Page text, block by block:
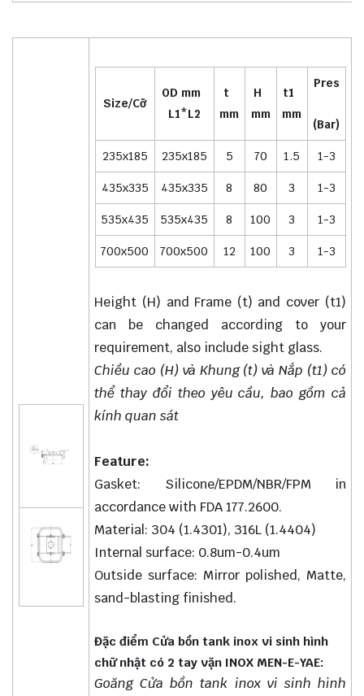
Size/Cỡ
OD mm
L1*L2
t
mm
H
mm
t1
mm
Pres
(Bar)
235x185 235x185 5 70 1.5 1-3
435x335 435x335 8 80 3 1-3
535x435 535x435 8 100 3 1-3
700x500 700x500 12 100 3 1-3
Height (H) and Frame (t) and cover (t1)
can be changed according to your
requirement, also include sight glass.
Chiều cao (H) và Khung (t) và Nắp (t1) có
thể thay đổi theo yêu cầu, bao gồm cả
kính quan sát
Feature:
Gasket: Silicone/EPDM/NBR/FPM in
accordance with FDA 177.2600.
Material: 304 (1.4301), 316L (1.4404)
Internal surface: 0.8um-0.4um
Outside surface: Mirror polished, Matte,
sand-blasting finished.
Đặc điểm Cửa bồn tank inox vi sinh hình
chữ nhật có 2 tay vặn INOX MEN-E-YAE:
Goăng Cửa bồn tank inox vi sinh hình